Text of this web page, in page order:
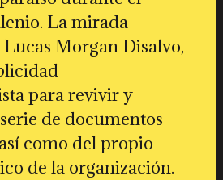
La mirada
Morgan Disalvo,
para revivir y
de documentos
como del propio
de la organización.